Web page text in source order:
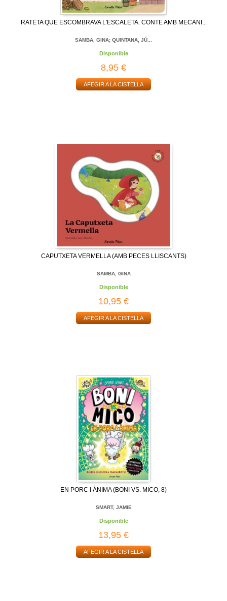
RATETA QUE ESCOMBRAVA L'ESCALETA. CONTE AMB MECANI...
SAMBA, GINA; QUINTANA, JÚ...
Disponible
8,95 €
AFEGIR A LA CISTELLA
CAPUTXETA VERMELLA (AMB PECES LLISCANTS)
SAMBA, GINA
Disponible
10,95 €
AFEGIR A LA CISTELLA
EN PORC I ÀNIMA (BONI VS. MICO, 8)
SMART, JAMIE
Disponible
13,95 €
AFEGIR A LA CISTELLA